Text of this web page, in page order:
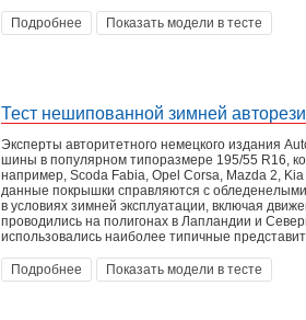
Подробнее Показать модели в тесте
Тест нешипованной зимней
Эксперты авторитетного немецкого издания
шины в популярном типоразмере 195/55 R16,
например, Scoda Fabia, Opel Corsa, Mazda 2,
данные покрышки справляются с
в условиях зимней эксплуатации, включая
проводились на полигонах в Лапландии и
использовались наиболее типичные
Подробнее Показать модели в тесте